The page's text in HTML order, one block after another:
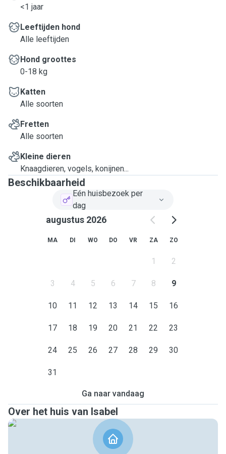
<1 jaar
Leeftijden hond
Alle leeftijden
Hond groottes
0-18 kg
Katten
Alle soorten
Fretten
Alle soorten
Kleine dieren
Knaagdieren, vogels, konijnen...
Beschikbaarheid
Eén huisbezoek per
dag
augustus 2026
MA DI WO DO VR ZA ZO
1 2
3 4 5 6 7 8 9
10 11 12 13 14 15 16
17 18 19 20 21 22 23
24 25 26 27 28 29 30
31
Ga naar vandaag
Over het huis van Isabel